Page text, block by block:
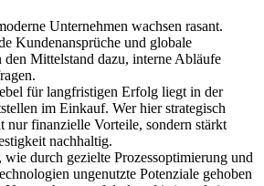
Unternehmen wachsen rasant.
Kundenansprüche und globale
Mittelstand dazu, interne Abläufe
für langfristigen Erfolg liegt in der
im Einkauf. Wer hier strategisch
nur finanzielle Vorteile, sondern stärkt
nachhaltig.
durch gezielte Prozessoptimierung und
ungenutzte Potenziale gehoben